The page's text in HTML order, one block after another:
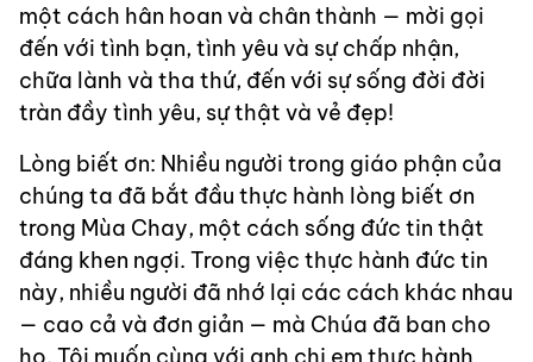
một cách hân hoan và chân thành — mời gọi
đến với tình bạn, tình yêu và sự chấp nhận,
chữa lành và tha thứ, đến với sự sống đời đời
tràn đầy tình yêu, sự thật và vẻ đẹp!
Lòng biết ơn: Nhiều người trong giáo phận của
chúng ta đã bắt đầu thực hành lòng biết ơn
trong Mùa Chay, một cách sống đức tin thật
đáng khen ngợi. Trong việc thực hành đức tin
này, nhiều người đã nhớ lại các cách khác nhau
— cao cả và đơn giản — mà Chúa đã ban cho